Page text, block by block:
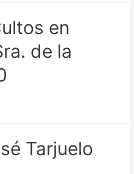
en
de la
Tarjuelo